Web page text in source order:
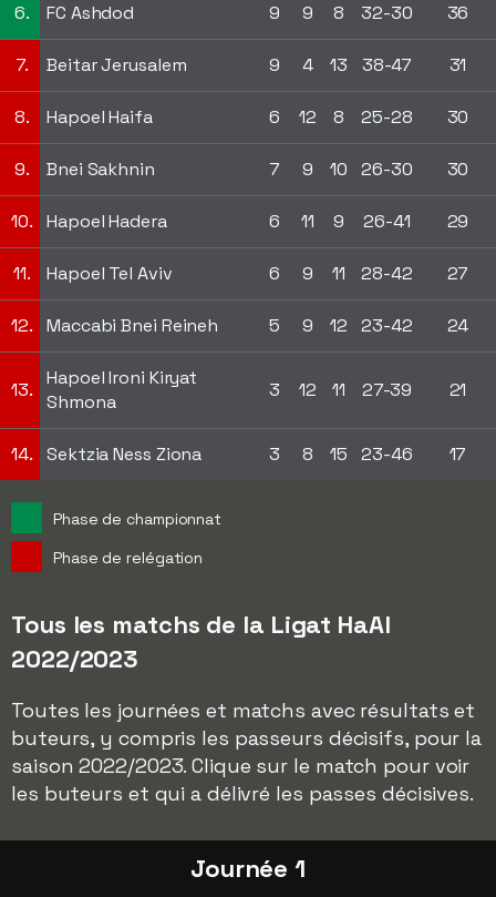
6. FC Ashdod 9 9 8 32-30 36
7. Beitar Jerusalem 9 4 13 38-47 31
8. Hapoel Haifa 6 12 8 25-28 30
9. Bnei Sakhnin 7 9 10 26-30 30
10. Hapoel Hadera 6 11 9 26-41 29
11. Hapoel Tel Aviv 6 9 11 28-42 27
12. Maccabi Bnei Reineh 5 9 12 23-42 24
13.
Hapoel Ironi Kiryat
Shmona
3 12 11 27-39 21
14. Sektzia Ness Ziona 3 8 15 23-46 17
Phase de championnat
Phase de relégation
Tous les matchs de la Ligat HaAl
2022/2023
Toutes les journées et matchs avec résultats et
buteurs, y compris les passeurs décisifs, pour la
saison 2022/2023. Clique sur le match pour voir
les buteurs et qui a délivré les passes décisives.
Journée 1